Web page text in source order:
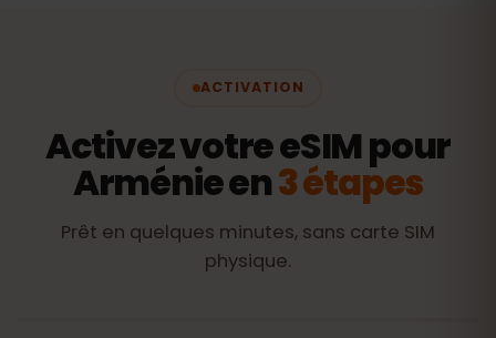
ACTIVATION
Activez votre eSIM pour
Arménie en3 étapes
Prêt en quelques minutes, sans carte SIM
physique.